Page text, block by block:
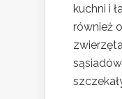
kuchni i
również